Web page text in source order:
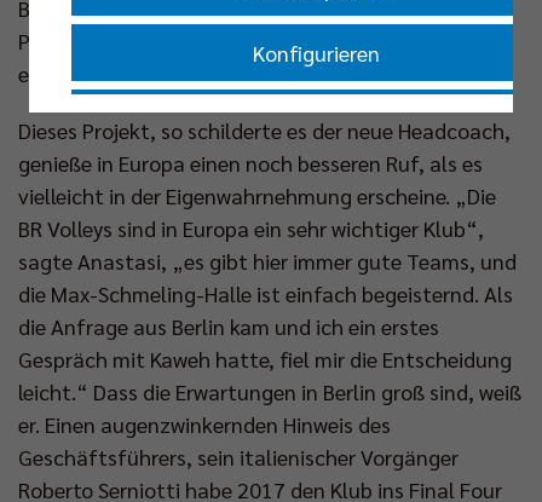
Berliner Sparkasse vor Medienvertretern und
Partnern. Und der außerdem das Projekt BR Volleys
einen weiteren Schritt nach vorn bringen kann.
Dieses Projekt, so schilderte es der neue Headcoach,
genieße in Europa einen noch besseren Ruf, als es
vielleicht in der Eigenwahrnehmung erscheine. „Die
BR Volleys sind in Europa ein sehr wichtiger Klub“,
sagte Anastasi, „es gibt hier immer gute Teams, und
die Max-Schmeling-Halle ist einfach begeisternd. Als
die Anfrage aus Berlin kam und ich ein erstes
Gespräch mit Kaweh hatte, fiel mir die Entscheidung
leicht.“ Dass die Erwartungen in Berlin groß sind, weiß
er. Einen augenzwinkernden Hinweis des
Geschäftsführers, sein italienischer Vorgänger
Roberto Serniotti habe 2017 den Klub ins Final Four
Konfigurieren
Nur essenzielle Cookies akzeptieren
Impressum|Datenschutzerklärung